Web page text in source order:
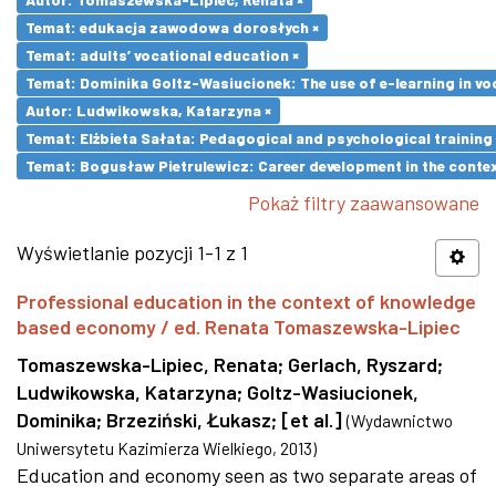
Temat: edukacja zawodowa dorosłych ×
Temat: adults’ vocational education ×
Temat: Dominika Goltz-Wasiucionek: The use of e-learning in
Autor: Ludwikowska, Katarzyna ×
Temat: Elżbieta Sałata: Pedagogical and psychological
Temat: Bogusław Pietrulewicz: Career development in the
Pokaż filtry zaawansowane
Wyświetlanie pozycji 1-1 z 1
Professional education in the context of knowledge
based economy / ed. Renata Tomaszewska-Lipiec
Tomaszewska-Lipiec, Renata; Gerlach, Ryszard;
Ludwikowska, Katarzyna; Goltz-Wasiucionek,
Dominika; Brzeziński, Łukasz; [et al.] (Wydawnictwo
Uniwersytetu Kazimierza Wielkiego, 2013)
Education and economy seen as two separate areas of